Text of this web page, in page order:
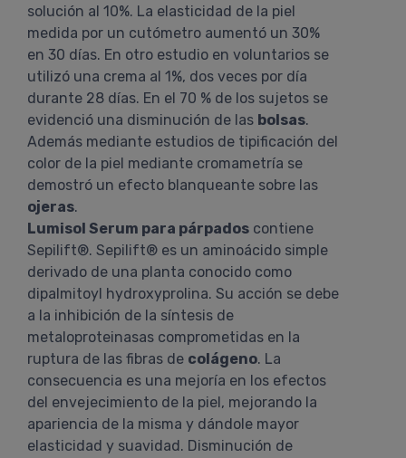
solución al 10%. La elasticidad de la piel
medida por un cutómetro aumentó un 30%
en 30 días. En otro estudio en voluntarios se
utilizó una crema al 1%, dos veces por día
durante 28 días. En el 70 % de los sujetos se
evidenció una disminución de las bolsas.
Además mediante estudios de tipificación del
color de la piel mediante cromametría se
demostró un efecto blanqueante sobre las
ojeras.
Lumisol Serum para párpados contiene
Sepilift®. Sepilift® es un aminoácido simple
derivado de una planta conocido como
dipalmitoyl hydroxyprolina. Su acción se debe
a la inhibición de la síntesis de
metaloproteinasas comprometidas en la
ruptura de las fibras de colágeno. La
consecuencia es una mejoría en los efectos
del envejecimiento de la piel, mejorando la
apariencia de la misma y dándole mayor
elasticidad y suavidad. Disminución de